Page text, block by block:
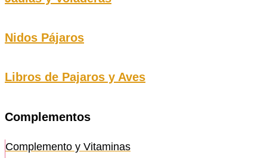
Nidos Pájaros
Libros de Pajaros y Aves
Complementos
Complemento y Vitaminas